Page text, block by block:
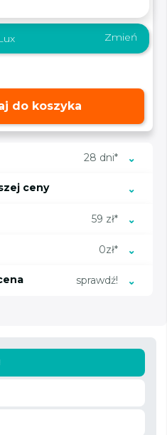
Zmień
do koszyka
28 dni*
ceny
59 zł*
0zł*
sprawdź!